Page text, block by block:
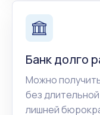
Банк долго
Можно
без
лишней